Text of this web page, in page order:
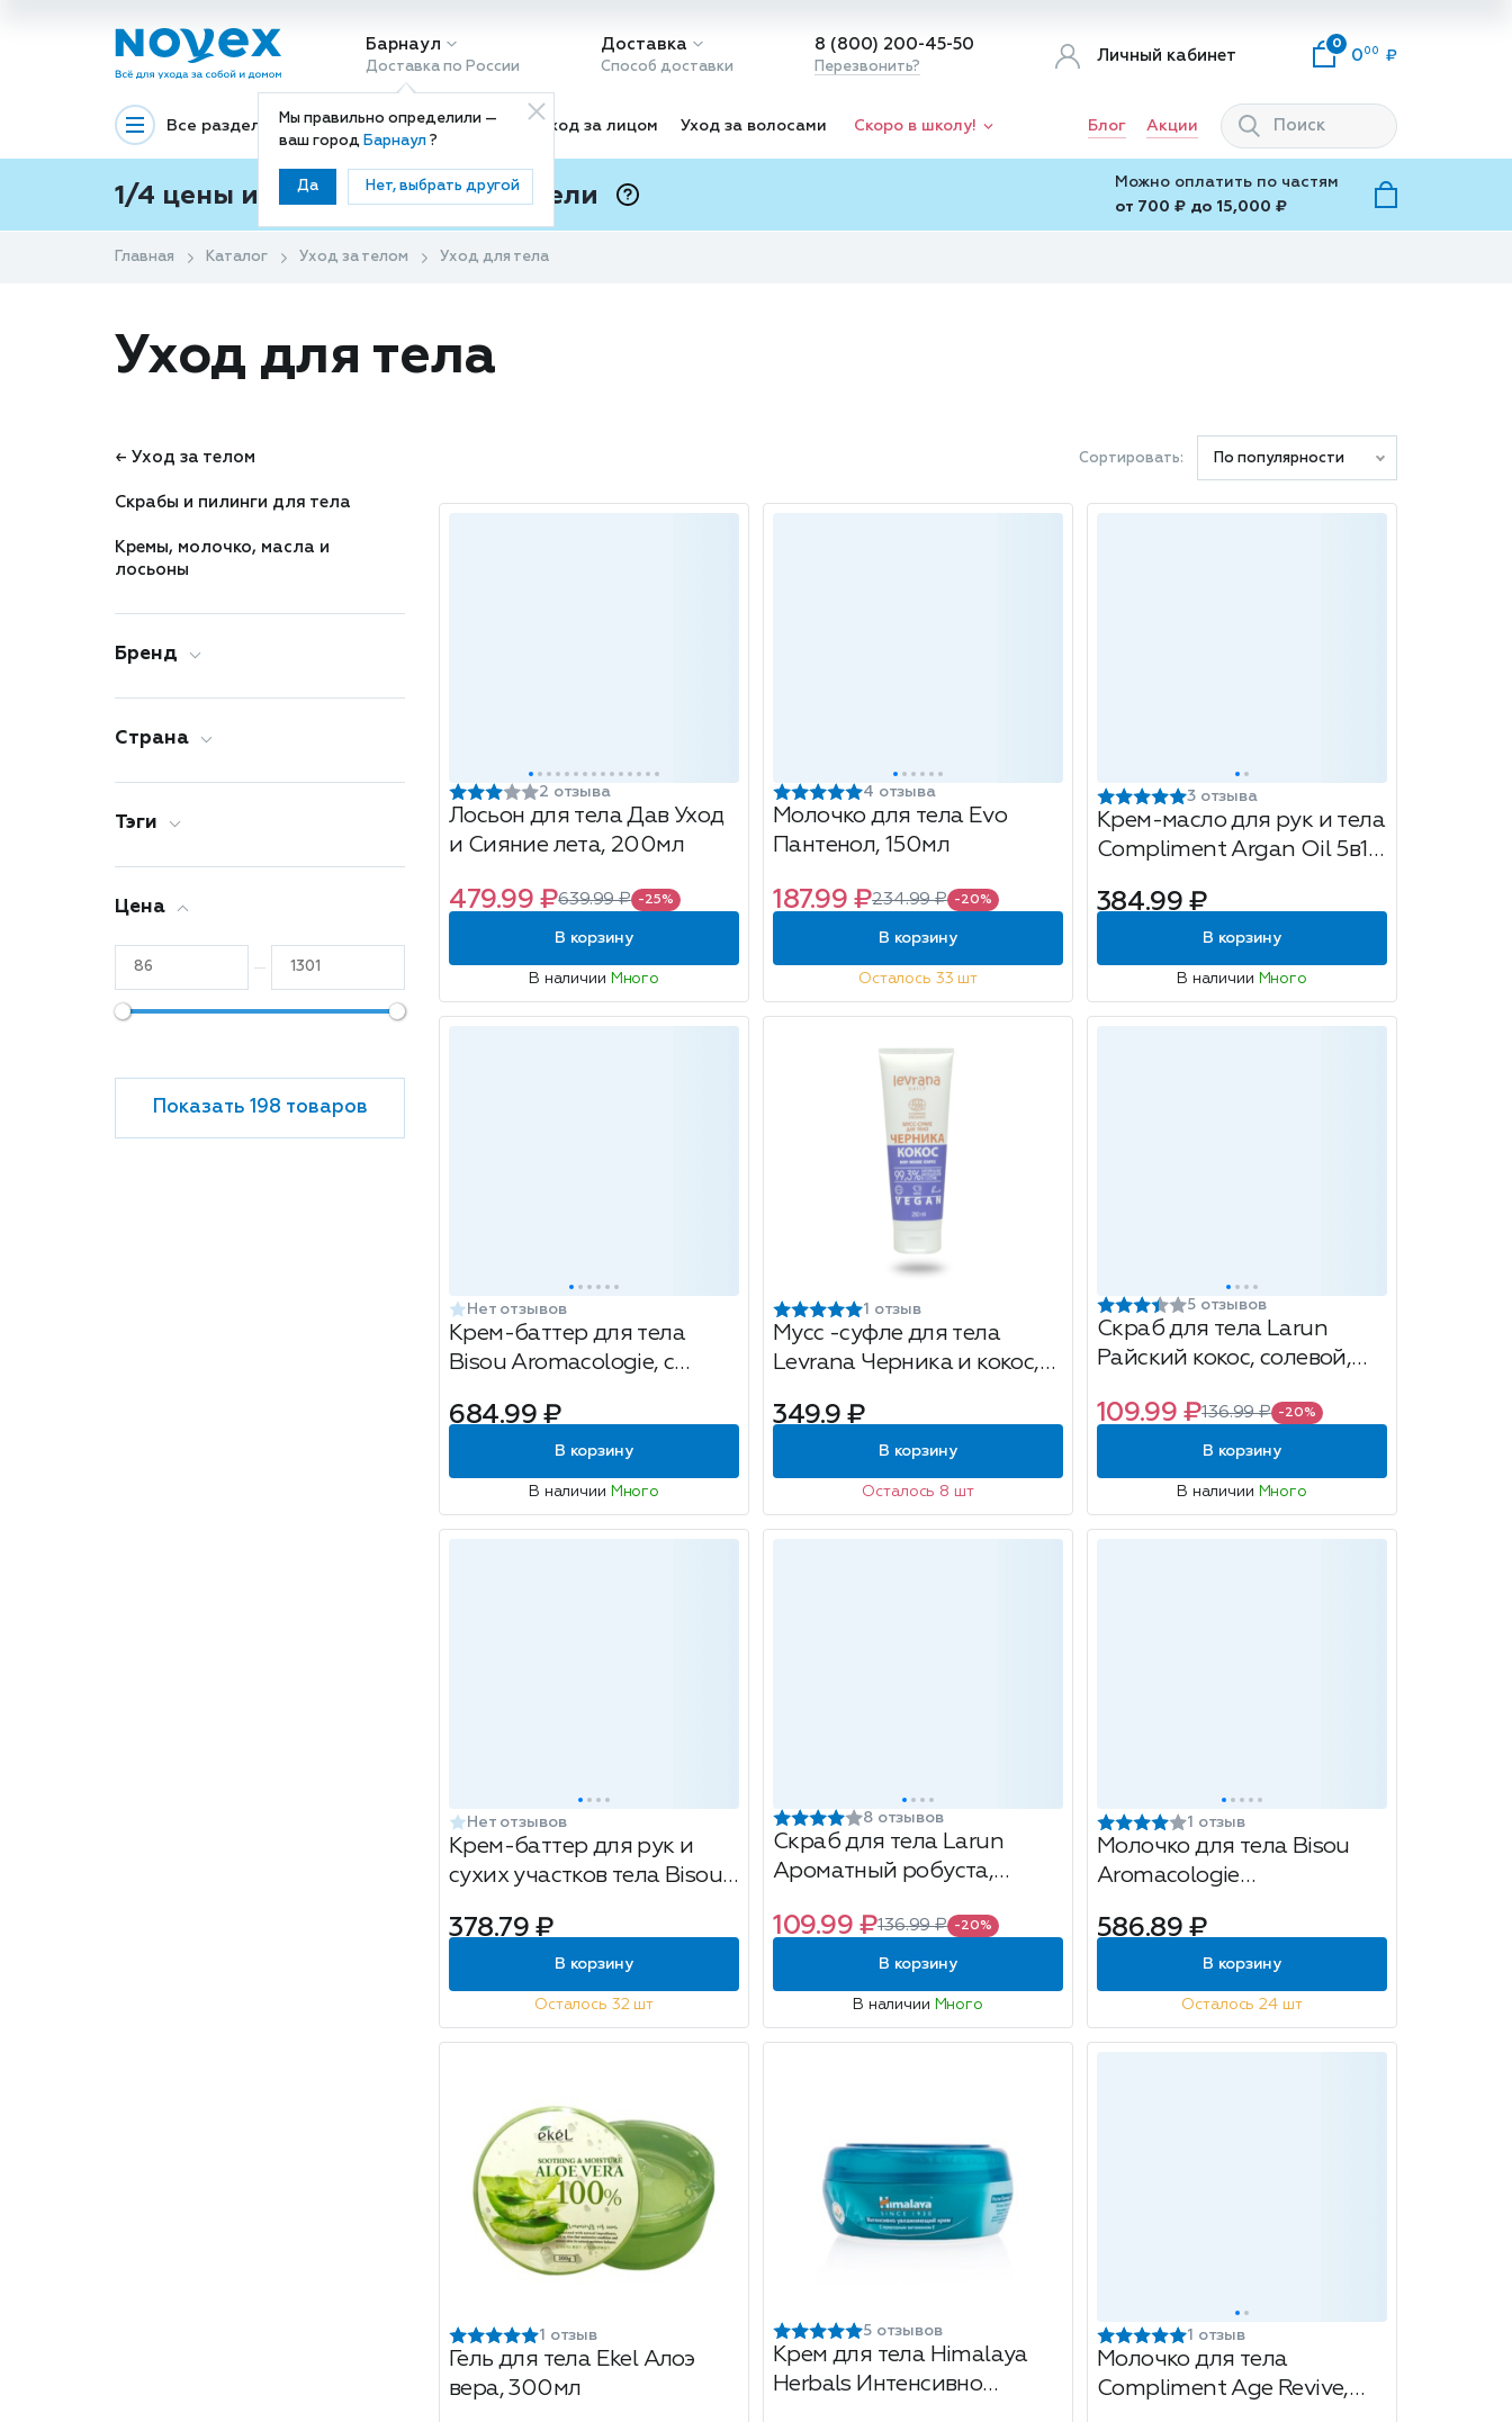
Барнаул
Доставка по России
Мы правильно определили —
ваш город Барнаул?
Да Нет, выбрать другой
Доставка
Способ доставки
8 (800) 200-45-50
Перезвонить?
Личный кабинет
0
0 00
Все разделы Декоративная косметика Уход за лицом Уход за волосами Скоро в школу! Блог Акции
1/4 цены и покупки ваши с Подели
Можно оплатить по частям
от 700 ₽ до 15,000 ₽
Главная Каталог Уход за телом Уход для тела
Уход для тела
← Уход за телом
Скрабы и пилинги для тела
Кремы, молочко, масла и
лосьоны
Бренд
Страна
Тэги
Цена
Показать 198 товаров
Сортировать: По популярности
2 отзыва
Лосьон для тела Дав Уход
и Сияние лета, 200мл
479.99 ₽639.99 ₽ -25%
В корзину
В наличии Много
4 отзыва
Молочко для тела Evo
Пантенол, 150мл
187.99 ₽234.99 ₽ -20%
В корзину
Осталось 33 шт
3 отзыва
Крем-масло для рук и тела
Compliment Argan Oil 5в1
восстановление, 400мл
384.99 ₽
В корзину
В наличии Много
Нет отзывов
Крем-баттер для тела
Bisou Аromacologie, с
200мл
684.99 ₽
В корзину
В наличии Много
1 отзыв
Мусс -суфле для тела
Levrana Черника и кокос,
349.9 ₽
В корзину
Осталось 8 шт
5 отзывов
Скраб для тела Larun
Райский кокос, солевой,
109.99 ₽136.99 ₽ -20%
В корзину
В наличии Много
Нет отзывов
Крем-баттер для рук и
сухих участков тела Bisou
378.79 ₽
В корзину
Осталось 32 шт
8 отзывов
Скраб для тела Larun
Ароматный робуста,
109.99 ₽136.99 ₽ -20%
В корзину
В наличии Много
1 отзыв
Молочко для тела Bisou
Аromacologie
пион, 300мл
586.89 ₽
В корзину
Осталось 24 шт
1 отзыв
Гель для тела Ekel Алоэ
вера, 300мл
5 отзывов
Крем для тела Himalaya
Herbals Интенсивно
1 отзыв
Молочко для тела
Compliment Age Revive,